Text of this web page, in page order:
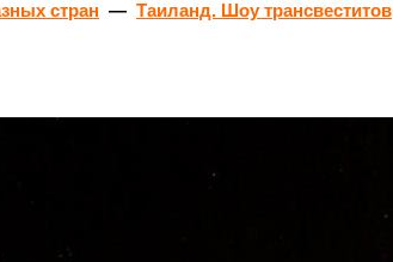
стран — Таиланд. Шоу трансвеститов